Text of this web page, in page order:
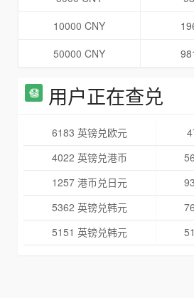
10000 CNY
50000 CNY
用户正在查兑
6183 英镑兑欧元
4022 英镑兑港币
1257 港币兑日元
5362 英镑兑韩元
5151 英镑兑韩元